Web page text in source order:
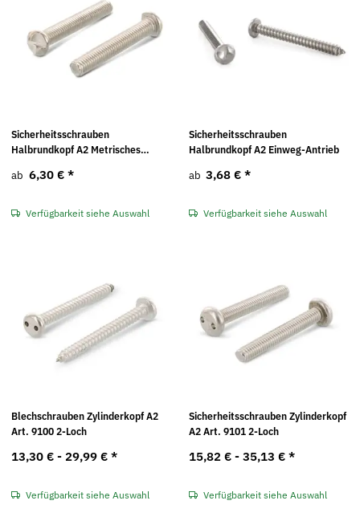
Sicherheitsschrauben
Halbrundkopf A2 Metrisches
ab 6,30 € *
Verfügbarkeit siehe Auswahl
Sicherheitsschrauben
Halbrundkopf A2 Einweg-Antrieb
ab 3,68 € *
Verfügbarkeit siehe Auswahl
Blechschrauben Zylinderkopf A2
Art. 9100 2-Loch
13,30 € - 29,99 € *
Verfügbarkeit siehe Auswahl
Sicherheitsschrauben Zylinderkopf
A2 Art. 9101 2-Loch
15,82 € - 35,13 € *
Verfügbarkeit siehe Auswahl